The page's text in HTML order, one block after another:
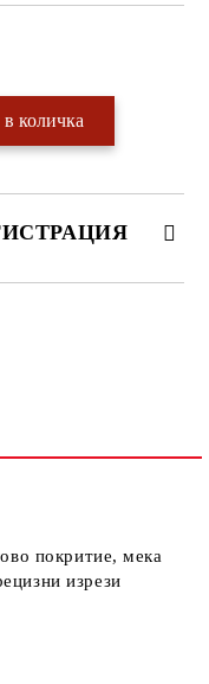
покритие, мека
изрези